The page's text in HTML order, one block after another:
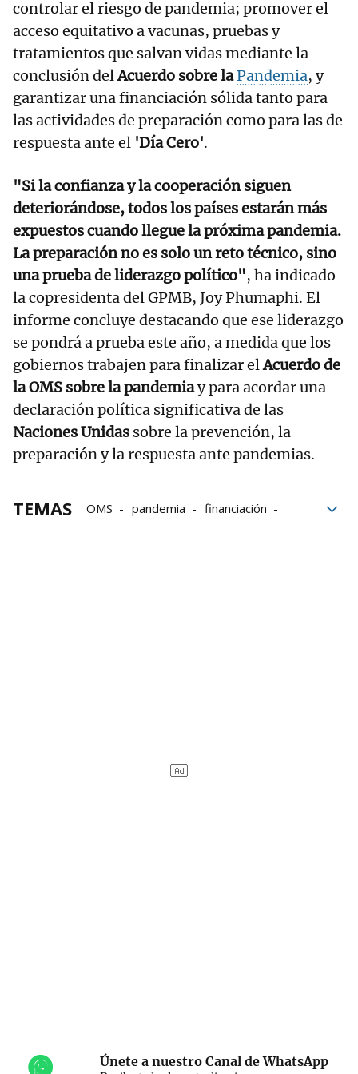
controlar el riesgo de pandemia; promover el
acceso equitativo a vacunas, pruebas y
tratamientos que salvan vidas mediante la
conclusión delAcuerdo sobre laPandemia, y
garantizar una financiación sólida tanto para
las actividades de preparación como para las de
respuesta ante el 'Día Cero'.
"Si la confianza y la cooperación siguen
deteriorándose, todos los países estarán más
expuestos cuando llegue la próxima pandemia.
La preparación no es solo un reto técnico, sino
una prueba de liderazgo político", ha indicado
la copresidenta del GPMB, Joy Phumaphi. El
informe concluye destacando que ese liderazgo
se pondrá a prueba este año, a medida que los
gobiernos trabajen para finalizar elAcuerdo de
la OMS sobre la pandemiay para acordar una
declaración política significativa de las
Naciones Unidas sobre la prevención, la
preparación y la respuesta ante pandemias.
TEMAS OMS pandemia
financiación
Únete a nuestro Canal de WhatsApp